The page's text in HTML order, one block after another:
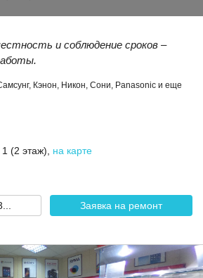
и соблюдение сроков –
Кэнон, Никон, Сони, Panasonic и еще
(2 этаж) на карте
Заявка на ремонт